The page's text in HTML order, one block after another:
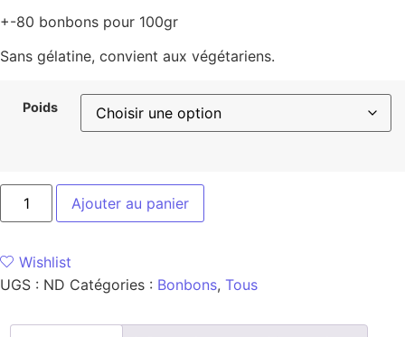
+-80 bonbons pour 100gr
Sans gélatine, convient aux végétariens.
Poids
Ajouter au panier
Wishlist
UGS : ND Catégories : Bonbons, Tous